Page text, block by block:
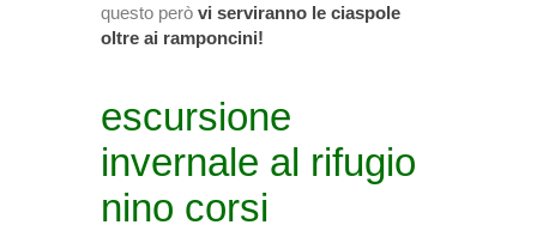
questo però vi serviranno le ciaspole
oltre ai ramponcini!
escursione
invernale al rifugio
nino corsi